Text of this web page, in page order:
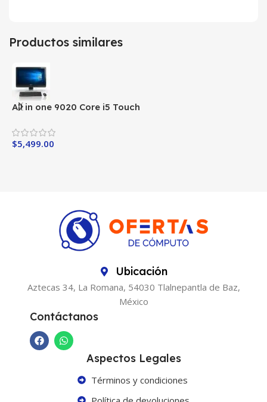
Productos similares
All in one 9020 Core i5 Touch
$5,499.00
Ubicación
Aztecas 34, La Romana, 54030 Tlalnepantla de Baz,
México
Contáctanos
Aspectos Legales
Términos y condiciones